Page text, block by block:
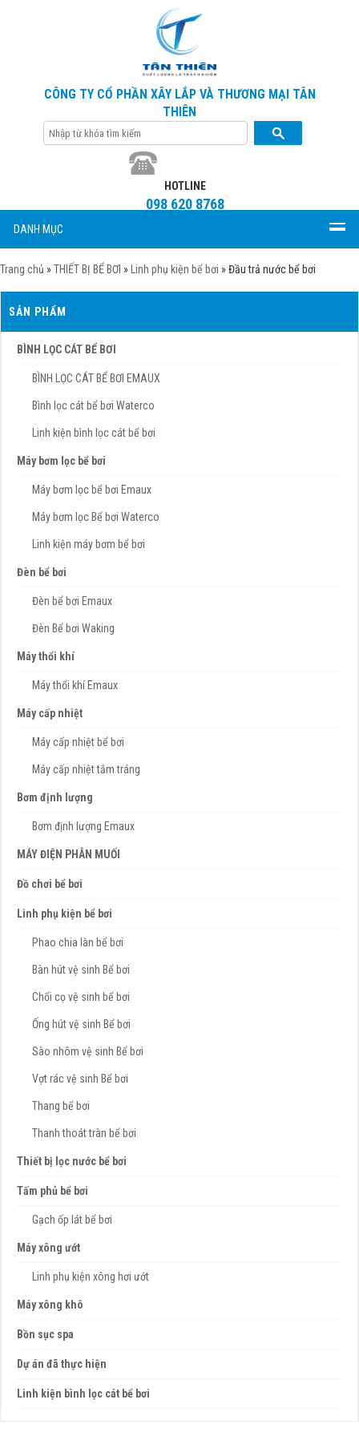
CÔNG TY CỔ PHẦN XÂY LẮP VÀ THƯƠNG MẠI TÂN
THIÊN
HOTLINE
098 620 8768
DANH MỤC
Trang chủ »THIẾT BỊ BỂ BƠI » Linh phụ kiện bể bơi »Đầu trả nước bể bơi
SẢN PHẨM
BÌNH LỌC CÁT BỂ BƠI
BÌNH LỌC CÁT BỂ BƠI EMAUX
Bình lọc cát bể bơi Waterco
Linh kiện bình lọc cát bể bơi
Máy bơm lọc bể bơi
Máy bơm lọc bể bơi Emaux
Máy bơm lọc Bể bơi Waterco
Linh kiện máy bơm bể bơi
Đèn bể bơi
Đèn bể bơi Emaux
Đèn Bể bơi Waking
Máy thổi khí
Máy thổi khí Emaux
Máy cấp nhiệt
Máy cấp nhiệt bể bơi
Máy cấp nhiệt tắm tráng
Bơm định lượng
Bơm định lượng Emaux
MÁY ĐIỆN PHÂN MUỐI
Đồ chơi bể bơi
Linh phụ kiện bể bơi
Phao chia làn bể bơi
Bàn hút vệ sinh Bể bơi
Chổi cọ vệ sinh bể bơi
Ống hút vệ sinh Bể bơi
Sào nhôm vệ sinh Bể bơi
Vợt rác vệ sinh Bể bơi
Thang bể bơi
Thanh thoát tràn bể bơi
Thiết bị lọc nước bể bơi
Tấm phủ bể bơi
Gạch ốp lát bể bơi
Máy xông ướt
Linh phụ kiện xông hơi ướt
Máy xông khô
Bồn sục spa
Dự án đã thực hiện
Linh kiện bình lọc cát bể bơi